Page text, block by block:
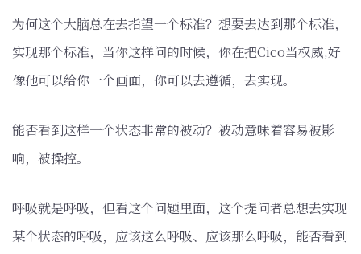
为何这个大脑总在去指望一个标准？想要去达到那个标准，
实现那个标准，当你这样问的时候，你在把Cico当权威,好
像他可以给你一个画面，你可以去遵循，去实现。
能否看到这样一个状态非常的被动？被动意味着容易被影
响，被操控。
呼吸就是呼吸，但看这个问题里面，这个提问者总想去实现
某个状态的呼吸，应该这么呼吸、应该那么呼吸，能否看到